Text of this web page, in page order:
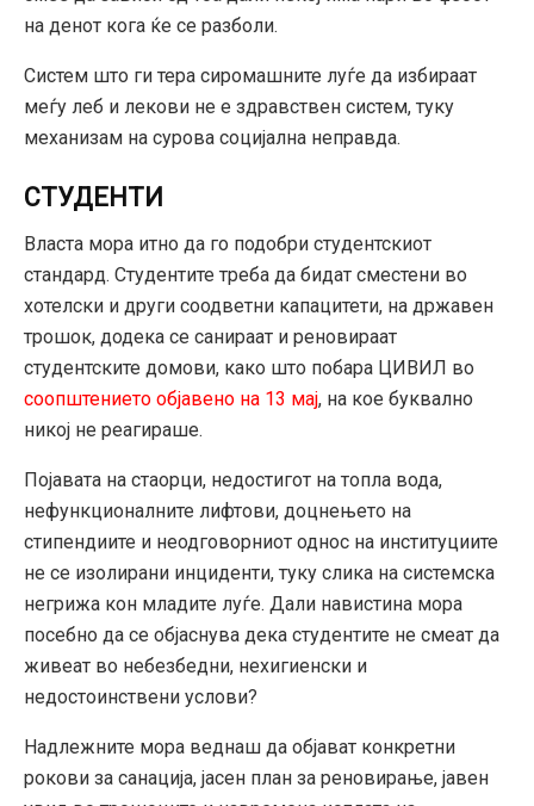
на денот кога ќе се разболи.
Систем што ги тера сиромашните луѓе да избираат
меѓу леб и лекови не е здравствен систем, туку
механизам на сурова социјална неправда.
СТУДЕНТИ
Власта мора итно да го подобри студентскиот
стандард. Студентите треба да бидат сместени во
хотелски и други соодветни капацитети, на државен
трошок, додека се санираат и реновираат
студентските домови, како што побара ЦИВИЛ во
соопштението објавено на 13 мај, на кое буквално
никој не реагираше.
Појавата на стаорци, недостигот на топла вода,
нефункционалните лифтови, доцнењето на
стипендиите и неодговорниот однос на институциите
не се изолирани инциденти, туку слика на системска
негрижа кон младите луѓе. Дали навистина мора
посебно да се објаснува дека студентите не смеат да
живеат во небезбедни, нехигиенски и
недостоинствени услови?
Надлежните мора веднаш да објават конкретни
рокови за санација, јасен план за реновирање, јавен